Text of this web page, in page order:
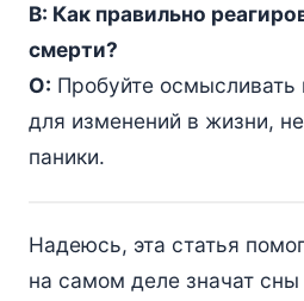
В: Как правильно
смерти?
О: Пробуйте осмысливать
для изменений в жизни,
паники.
Надеюсь, эта статья
на самом деле значат сны